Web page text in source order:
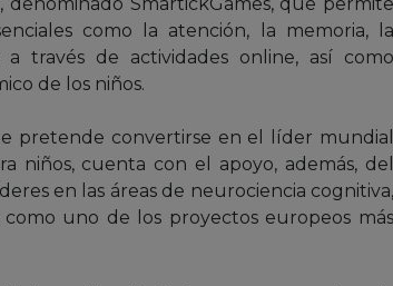
como la atención, la memoria, la
través de actividades online, así como
de los niños.
pretende convertirse en el líder mundial
niños, cuenta con el apoyo, además, del
en las áreas de neurociencia cognitiva,
uno de los proyectos europeos más